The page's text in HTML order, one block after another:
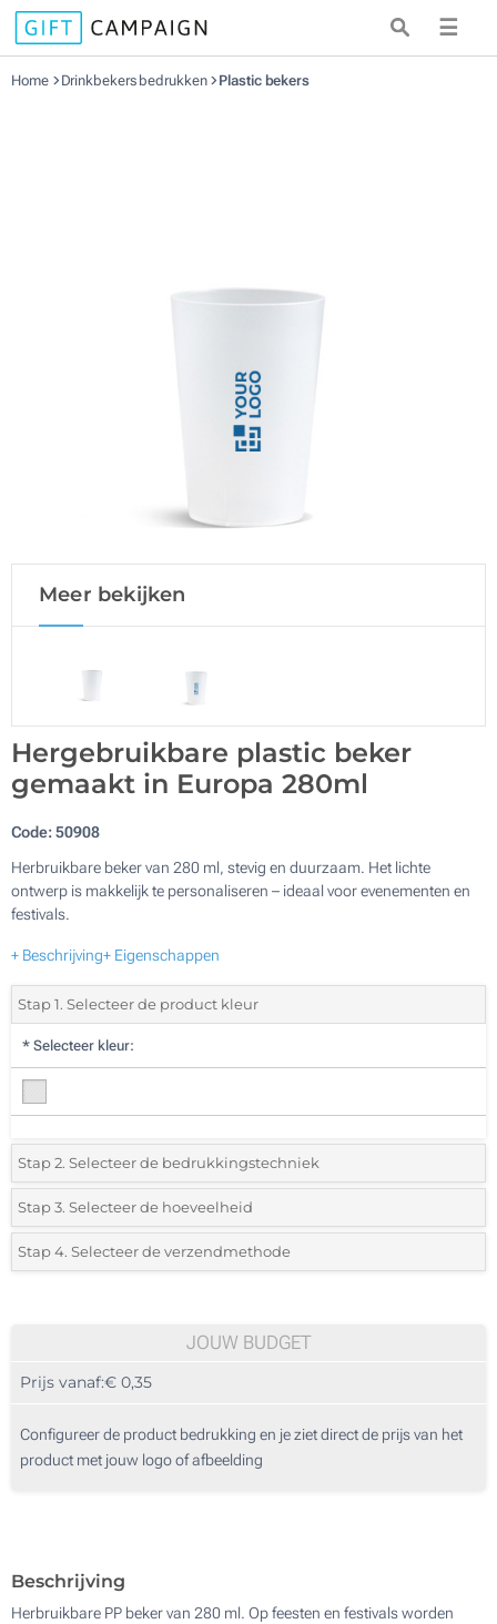
☰
Home Drinkbekers bedrukken Plastic bekers
Meer bekijken
Hergebruikbare plastic beker
gemaakt in Europa 280ml
Code:50908
Herbruikbare beker van 280 ml, stevig en duurzaam. Het lichte
ontwerp is makkelijk te personaliseren – ideaal voor evenementen en
festivals.
+ Beschrijving+ Eigenschappen
Stap 1. Selecteer de product kleur
* Selecteer kleur:
Stap 2. Selecteer de bedrukkingstechniek
*Selecteer de bedrukking en kleuren van het logo:
1 Kleur (Enkelzijdig)
Stap 3. Selecteer de hoeveelheid
*Selecteer uit de lijst of voeg het gewenste aantal in
116
580
Stap 4. Selecteer de verzendmethode
JOUW BUDGET
Prijs vanaf:€ 0,35
Configureer de product bedrukking en je ziet direct de prijs van het
product met jouw logo of afbeelding
Beschrijving
Herbruikbare PP beker van 280 ml. Op feesten en festivals worden